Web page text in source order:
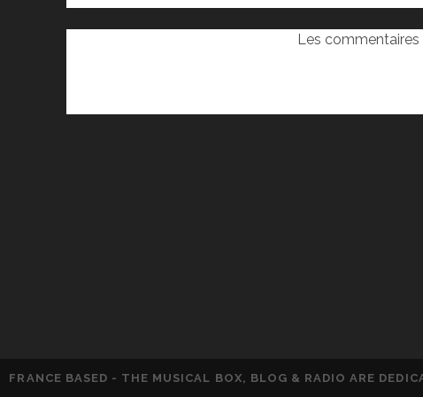
Les
FRANCE BASED - THE MUSICAL BOX, BLOG & RADIO ARE